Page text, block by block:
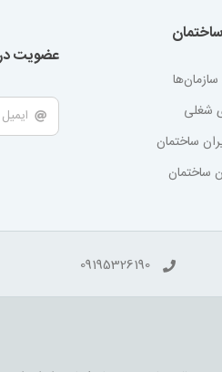
شغلی
ساختمان
ساختمان
عضویت
09195326190